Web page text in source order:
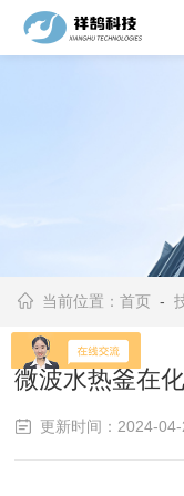
当前位置：首页 -
微波水热釜在
更新时间：2024-04-